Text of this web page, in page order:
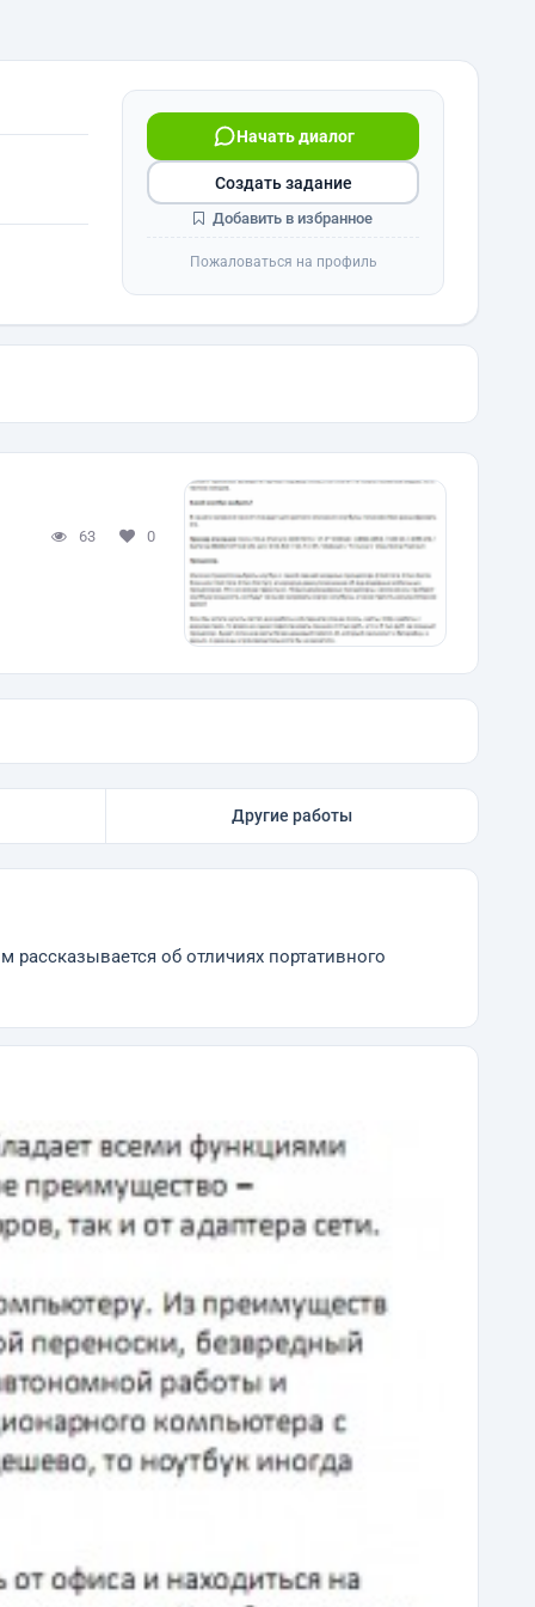
Начать диалог
Создать задание
Добавить в избранное
Пожаловаться на профиль
63 0
Другие работы
об отличиях портативного